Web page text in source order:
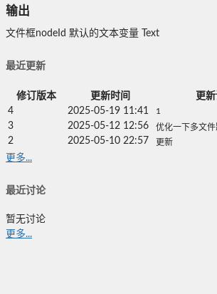
输出
文件框nodeId 默认的文本变量 Text
最近更新
修订版本 更新时间
更
4
2025-05-19 11:41 1
3 2025-05-12 12:56 优化一下多文
2 2025-05-10 22:57 更新
更多...
最近讨论
暂无讨论
更多...